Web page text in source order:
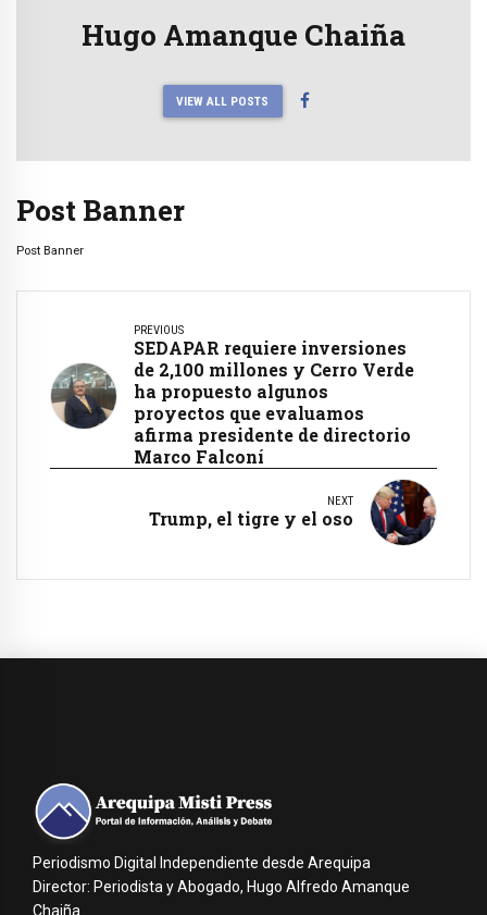
Hugo Amanque Chaiña
VIEW ALL POSTS
Post Banner
Post Banner
PREVIOUS
SEDAPAR requiere inversiones
de 2,100 millones y Cerro Verde
ha propuesto algunos
proyectos que evaluamos
afirma presidente de directorio
Marco Falconí
NEXT
Trump, el tigre y el oso
Periodismo Digital Independiente desde Arequipa
Director: Periodista y Abogado, Hugo Alfredo Amanque
Chaiña